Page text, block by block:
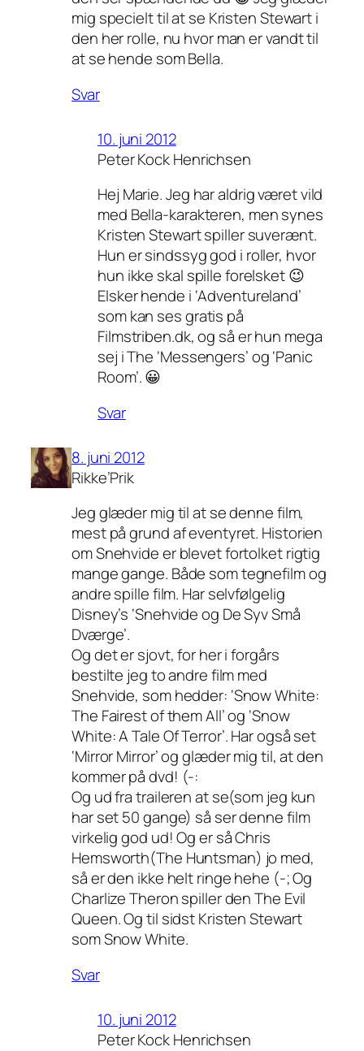
mig specielt til at se Kristen Stewart i
den her rolle, nu hvor man er vandt til
at se hende som Bella.
Svar
10. juni 2012
Peter Kock Henrichsen
Hej Marie. Jeg har aldrig været vild
med Bella-karakteren, men synes
Kristen Stewart spiller suverænt.
Hun er sindssyg god i roller, hvor
hun ikke skal spille forelsket 😉
Elsker hende i ‘Adventureland’
som kan ses gratis på
Filmstriben.dk, og så er hun mega
sej i The ‘Messengers’ og ‘Panic
Room’. 😀
Svar
8. juni 2012
Rikke’Prik
Jeg glæder mig til at se denne film,
mest på grund af eventyret. Historien
om Snehvide er blevet fortolket rigtig
mange gange. Både som tegnefilm og
andre spille film. Har selvfølgelig
Disney’s ‘Snehvide og De Syv Små
Dværge’.
Og det er sjovt, for her i forgårs
bestilte jeg to andre film med
Snehvide, som hedder: ‘Snow White:
The Fairest of them All’ og ‘Snow
White: A Tale Of Terror’. Har også set
‘Mirror Mirror’ og glæder mig til, at den
kommer på dvd! (-:
Og ud fra traileren at se(som jeg kun
har set 50 gange) så ser denne film
virkelig god ud! Og er så Chris
Hemsworth(The Huntsman) jo med,
så er den ikke helt ringe hehe (-; Og
Charlize Theron spiller den The Evil
Queen. Og til sidst Kristen Stewart
som Snow White.
Svar
10. juni 2012
Peter Kock Henrichsen